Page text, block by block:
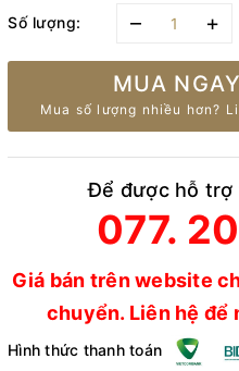
Số lượng: – +
MUA
Mua số lượng nhiều hơn?
Để được hỗ trợ
077.
Giá bán trên website
chuyển. Liên hệ để
Hình thức thanh toán